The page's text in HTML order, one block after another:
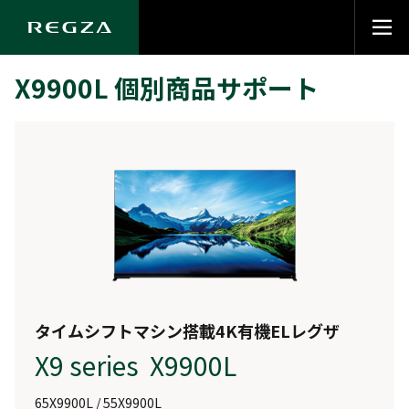
X9900L 個別商品サポート
タイムシフトマシン搭載4K有機ELレグザ
X9 series X9900L
65X9900L / 55X9900L